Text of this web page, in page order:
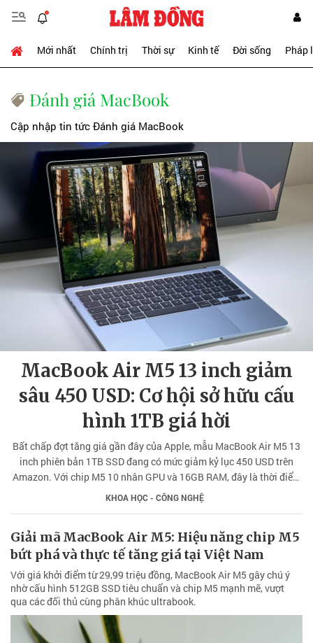
Mới nhất Chính trị Thời sự Kinh tế Đời sống Pháp
Đánh giá MacBook
Cập nhập tin tức Đánh giá MacBook
MacBook Air M5 13 inch giảm
sâu 450 USD: Cơ hội sở hữu cấu
hình 1TB giá hời
Bất chấp đợt tăng giá gần đây của Apple, mẫu MacBook Air M5 13
inch phiên bản 1TB SSD đang có mức giảm kỷ lục 450 USD trên
Amazon. Với chip M5 10 nhân GPU và 16GB RAM, đây là thời điểm
vàng để nâng cấp thiết bị.
KHOA HỌC - CÔNG NGHỆ
Giải mã MacBook Air M5: Hiệu năng chip M5
bứt phá và thực tế tăng giá tại Việt Nam
Với giá khởi điểm từ 29,99 triệu đồng, MacBook Air M5 gây chú ý
nhờ cấu hình 512GB SSD tiêu chuẩn và chip M5 mạnh mẽ, vượt
qua các đối thủ cùng phân khúc ultrabook.